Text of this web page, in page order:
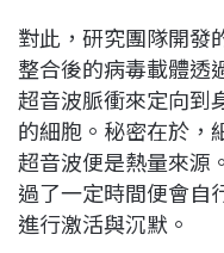
對此，研究團隊開發
整合後的病毒載體透
超音波脈衝來定向到
的細胞。秘密在於，
超音波便是熱量來源
過了一定時間便會自
進行激活與沉默。